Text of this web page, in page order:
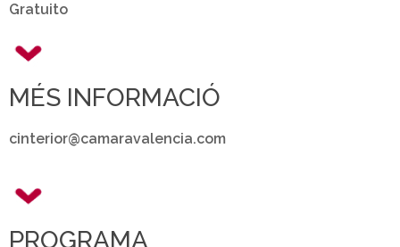
Gratuito
MÉS INFORMACIÓ
cinterior@camaravalencia.com
PROGRAMA